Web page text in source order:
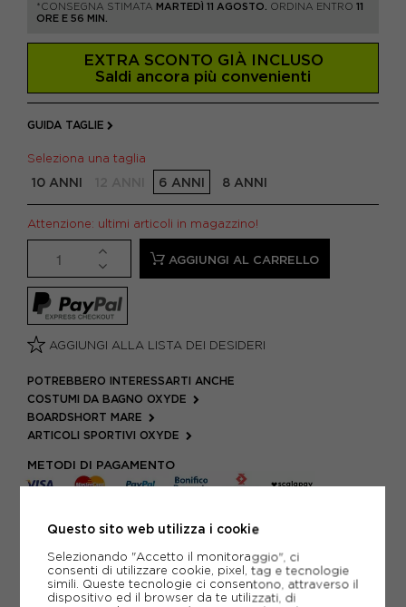
*CONSEGNA STIMATA MARTEDÌ 11 AGOSTO. ORDINA ENTRO 11
ORE E 56 MIN.
EXTRA SCONTO GIÀ INCLUSO
Saldi ancora più convenienti
GUIDA TAGLIE
Seleziona una taglia
10 ANNI 6 ANNI 8 ANNI
Attenzione: ultimi articoli in magazzino!
AGGIUNGI AL CARRELLO
AGGIUNGI ALLA LISTA DEI DESIDERI
POTREBBERO INTERESSARTI ANCHE
COSTUMI DA BAGNO OXYDE
BOARDSHORT MARE
ARTICOLI SPORTIVI OXYDE
METODI DI PAGAMENTO
PIÙ INFORMAZIONI
SCHEDA TECNICA
Questo sito web utilizza i cookie
Selezionando "Accetto il monitoraggio", ci
consenti di utilizzare cookie, pixel, tag e tecnologie
simili. Queste tecnologie ci consentono, attraverso il
dispositivo ed il browser da te utilizzati, di